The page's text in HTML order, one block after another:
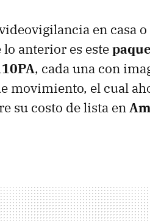
en casa
anterior es este
, cada una con
movimiento, el cual
su costo de lista en